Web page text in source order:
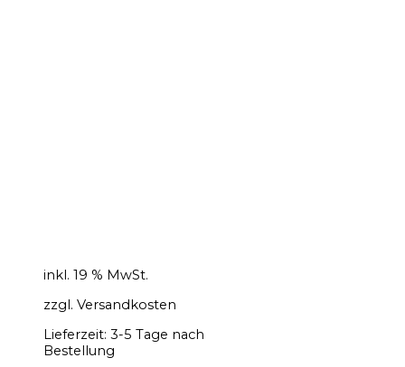
inkl. 19 % MwSt.
zzgl. Versandkosten
Lieferzeit: 3-5 Tage nach
Bestellung